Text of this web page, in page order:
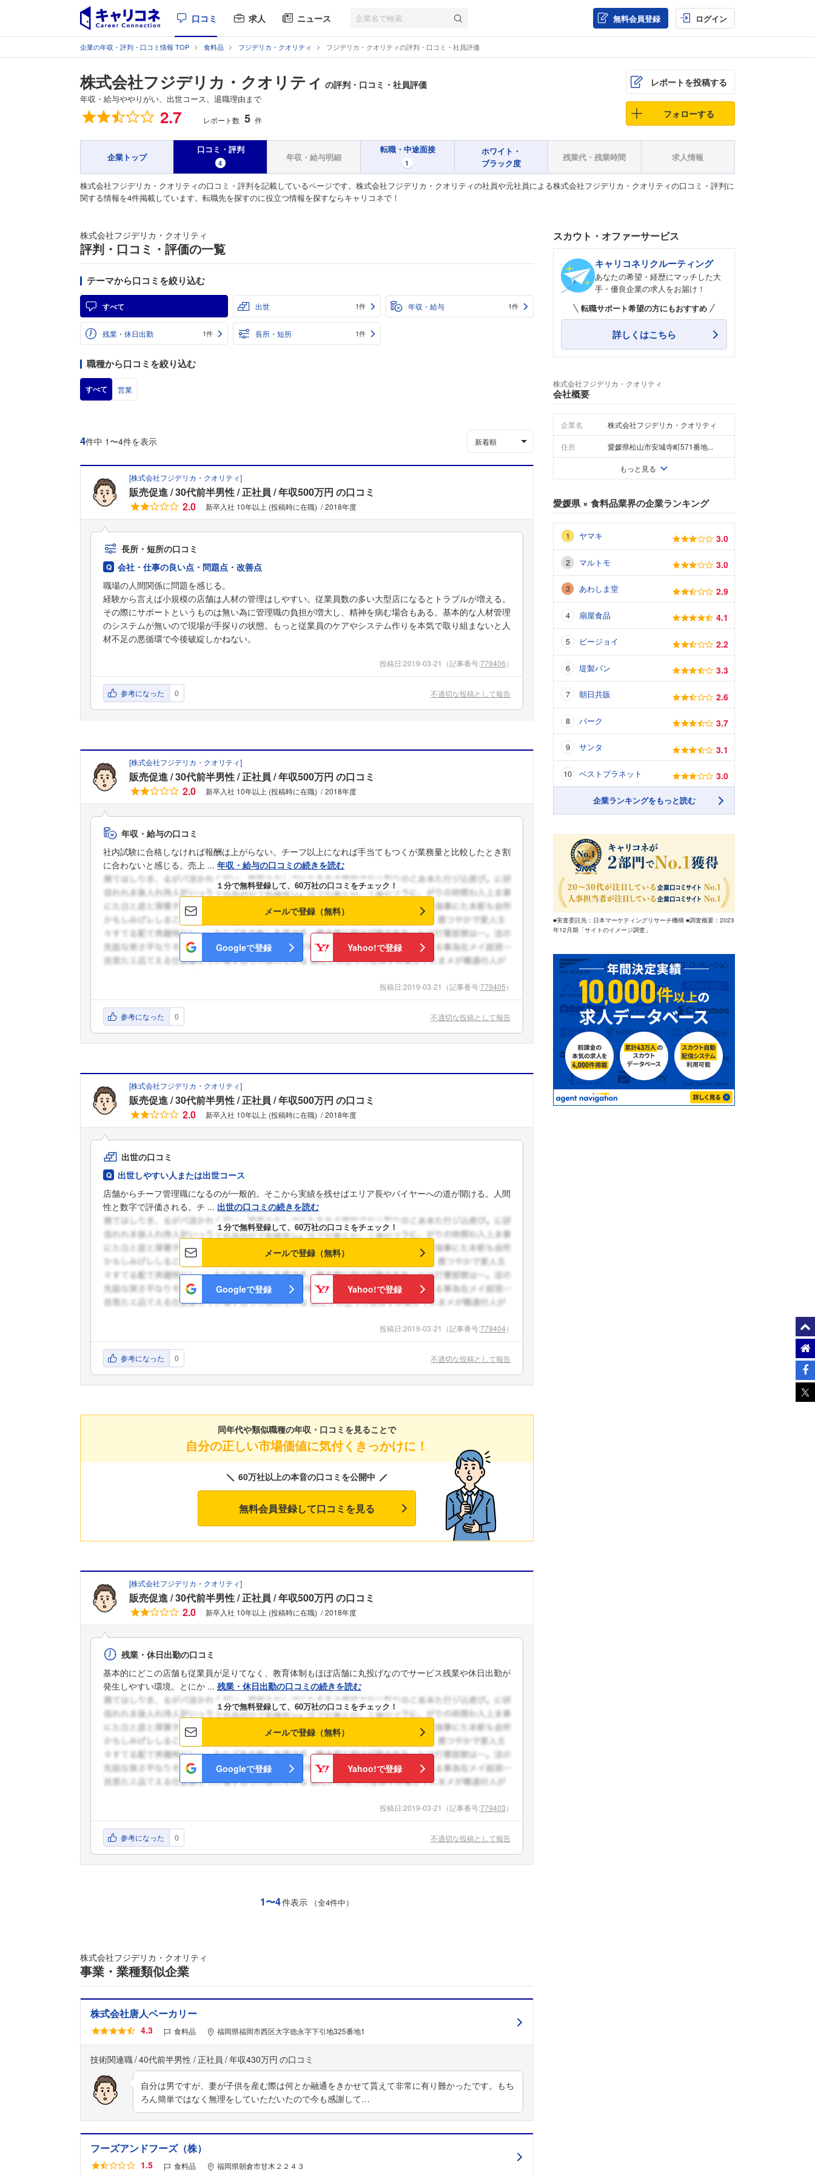
口コミ 求人 ニュース 無料会員登録 ログイン
企業の年収・評判・口コミ情報 TOP 食料品 フジデリカ・クオリティ フジデリカ・クオリティの評判・口コミ・社員評価
株式会社フジデリカ・クオリティ の評判・口コミ・社員評価
年収・給与ややりがい、出世コース、退職理由まで
総合評価 2.7 レポート数 5 件
レポートを投稿する
フォローする
企業トップ
口コミ・評判
4
年収・給与明細
転職・中途面接
1
ホワイト・
ブラック度
残業代・残業時間 求人情報
株式会社フジデリカ・クオリティの口コミ・評判を記載しているページです。株式会社フジデリカ・クオリティの社員や元社員による株式会社フジデリカ・クオリティの口コミ・評判に
関する情報を4件掲載しています。転職先を探すのに役立つ情報を探すならキャリコネで！
フォローしました
株式会社フジデリカ・クオリティ
評判・口コミ・評価の一覧
テーマから口コミを絞り込む
すべて 出世 1件 年収・給与 1件
残業・休日出勤 1件 長所・短所 1件
職種から口コミを絞り込む
すべて 営業
4件中 1〜4件を表示 新着順
[株式会社フジデリカ・クオリティ]
販売促進 30代前半男性 正社員 年収500万円 の口コミ
2.0
新卒入社 10年以上 (投稿時に在職) 2018年度
長所・短所の口コミ
会社・仕事の良い点・問題点・改善点
職場の人間関係に問題を感じる。
経験から言えば小規模の店舗は人材の管理はしやすい。従業員数の多い大型店になるとトラブルが増える。
その際にサポートというものは無い為に管理職の負担が増大し、精神を病む場合もある。基本的な人材管理
のシステムが無いので現場が手探りの状態。もっと従業員のケアやシステム作りを本気で取り組まないと人
材不足の悪循環で今後破綻しかねない。
投稿日:2019-03-21 （記事番号:779406）
参考になった 0 不適切な投稿として報告
[株式会社フジデリカ・クオリティ]
販売促進 30代前半男性 正社員 年収500万円 の口コミ
2.0
新卒入社 10年以上 (投稿時に在職) 2018年度
年収・給与の口コミ
社内試験に合格しなければ報酬は上がらない。チーフ以上になれば手当てもつくが業務量と比較したとき割
に合わないと感じる。売上 ... 年収・給与の口コミの続きを読む
１分で無料登録して、60万社の口コミをチェック！
メールで登録（無料）
Googleで登録 Yahoo!で登録
投稿日:2019-03-21 （記事番号:779405）
参考になった 0 不適切な投稿として報告
[株式会社フジデリカ・クオリティ]
販売促進 30代前半男性 正社員 年収500万円 の口コミ
2.0
新卒入社 10年以上 (投稿時に在職) 2018年度
出世の口コミ
出世しやすい人または出世コース
店舗からチーフ管理職になるのが一般的。そこから実績を残せばエリア長やバイヤーへの道が開ける。人間
性と数字で評価される。チ ... 出世の口コミの続きを読む
１分で無料登録して、60万社の口コミをチェック！
メールで登録（無料）
Googleで登録 Yahoo!で登録
投稿日:2019-03-21 （記事番号:779404）
参考になった 0 不適切な投稿として報告
同年代や類似職種の年収・口コミを見ることで
自分の正しい市場価値に気付くきっかけに！
60万社以上の本音の口コミを公開中
無料会員登録して口コミを見る
[株式会社フジデリカ・クオリティ]
販売促進 30代前半男性 正社員 年収500万円 の口コミ
2.0
新卒入社 10年以上 (投稿時に在職) 2018年度
残業・休日出勤の口コミ
基本的にどこの店舗も従業員が足りてなく、教育体制もほぼ店舗に丸投げなのでサービス残業や休日出勤が
発生しやすい環境。とにか ... 残業・休日出勤の口コミの続きを読む
１分で無料登録して、60万社の口コミをチェック！
メールで登録（無料）
Googleで登録 Yahoo!で登録
投稿日:2019-03-21 （記事番号:779403）
参考になった 0 不適切な投稿として報告
1〜4件表示 （全4件中）
株式会社フジデリカ・クオリティ
事業・業種類似企業
株式会社唐人ベーカリー
4.3 食料品 福岡県福岡市西区大字徳永字下引地325番地1
技術関連職 40代前半男性 正社員 年収430万円
自分は男ですが、妻が子供を産む際は何とか融通をきかせて貰えて非常に有り難かったです。もち
ろん簡単ではなく無理をしていただいたので今も感謝して…
フーズアンドフーズ（株）
1.5 食料品 福岡県朝倉市甘木２２４３
スカウト・オファーサービス
キャリコネリクルーティング
あなたの希望・経歴にマッチした大
手・優良企業の求人をお届け！
転職サポート希望の方にもおすすめ
詳しくはこちら
株式会社フジデリカ・クオリティ
会社概要
企業名 株式会社フジデリカ・クオリティ
住所 愛媛県松山市安城寺町571番地...
もっと見る
愛媛県× 食料品業界の企業ランキング
ヤマキ 3.0
マルトモ 3.0
あわしま堂 2.9
扇屋食品 4.1
ビージョイ 2.2
堤製パン 3.3
朝日共販 2.6
バーク 3.7
サンタ 3.1
ベストプラネット 3.0
企業ランキングをもっと読む
■実査委託先：日本マーケティングリサーチ機構 ■調査概要：2023
年12月期「サイトのイメージ調査」